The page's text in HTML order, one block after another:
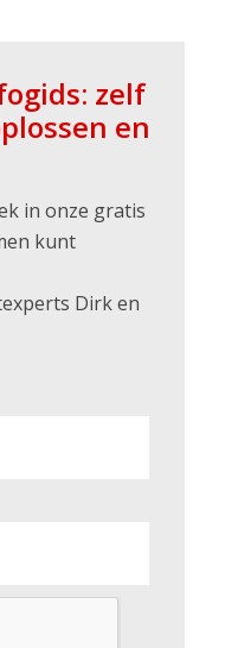
zelf
en
in onze gratis
kunt
Dirk en